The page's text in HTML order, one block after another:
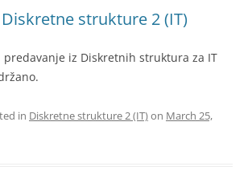
strukture 2 (IT)
predavanje iz Diskretnih struktura za IT
in Diskretne strukture 2 (IT)on March 25,